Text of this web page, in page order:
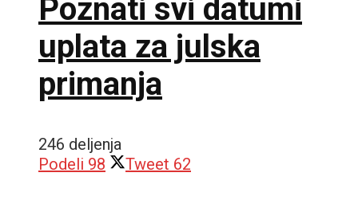
Poznati svi datumi
uplata za julska
primanja
246 deljenja
Podeli 98 Tweet 62